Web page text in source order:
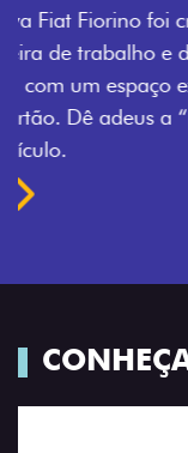
Agora, a chave
veículo também
fechadura. São
mais fluidez para
Previous